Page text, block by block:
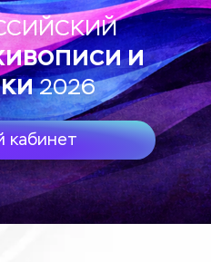
кабинет
III ВСЕРОССИЙСКИЙ
И
2026